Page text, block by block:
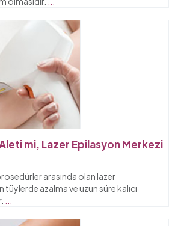
mi, Lazer Epilasyon Merkezi
arasında olan lazer
azalma ve uzun süre kalıcı